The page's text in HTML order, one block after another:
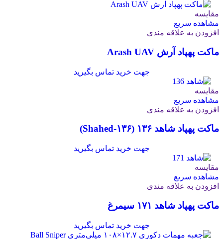
مقایسه
مشاهده سریع
افزودن به علاقه مندی
ماکت پهپاد آرش Arash UAV
جهت خرید تماس بگیرید
مقایسه
مشاهده سریع
افزودن به علاقه مندی
ماکت پهپاد شاهد ۱۳۶ (Shahed‑۱۳۶)
جهت خرید تماس بگیرید
مقایسه
مشاهده سریع
افزودن به علاقه مندی
ماکت پهپاد شاهد ۱۷۱ سیمرغ
جهت خرید تماس بگیرید